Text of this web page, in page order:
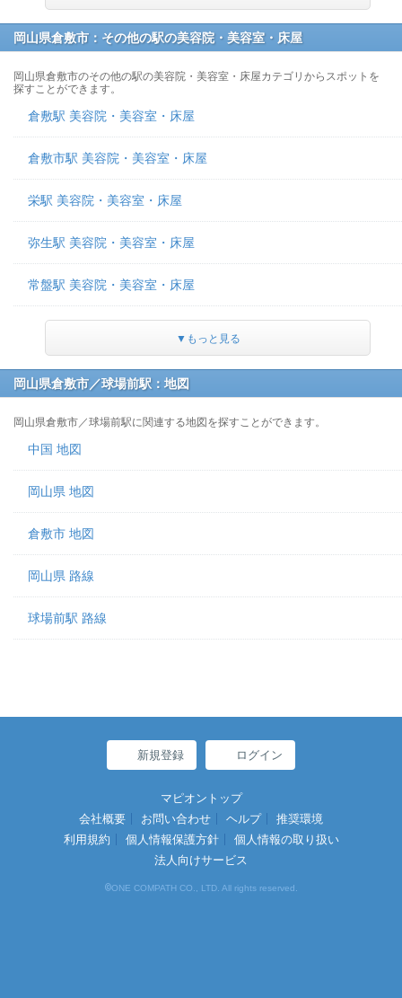
岡山県倉敷市：その他の駅の美容院・美容室・床屋
岡山県倉敷市のその他の駅の美容院・美容室・床屋カテゴリからスポットを
探すことができます。
倉敷駅 美容院・美容室・床屋
倉敷市駅 美容院・美容室・床屋
栄駅 美容院・美容室・床屋
弥生駅 美容院・美容室・床屋
常盤駅 美容院・美容室・床屋
▼もっと見る
岡山県倉敷市／球場前駅：地図
岡山県倉敷市／球場前駅に関連する地図を探すことができます。
中国 地図
岡山県 地図
倉敷市 地図
岡山県 路線
球場前駅 路線
新規登録 ログイン
マピオントップ
会社概要
お問い合わせ ヘルプ
推奨環境
利用規約
個人情報保護方針
個人情報の取り扱い
法人向けサービス
©ONE COMPATH CO., LTD. All rights reserved.